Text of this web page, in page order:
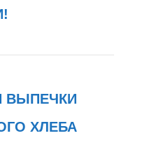
ВЫПЕЧКИ
ХЛЕБА